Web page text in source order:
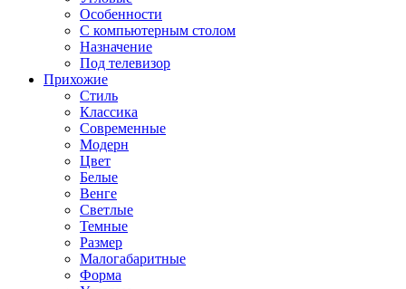
Особенности
С компьютерным столом
Назначение
Под телевизор
Прихожие
Стиль
Классика
Современные
Модерн
Цвет
Белые
Венге
Светлые
Темные
Размер
Малогабаритные
Форма